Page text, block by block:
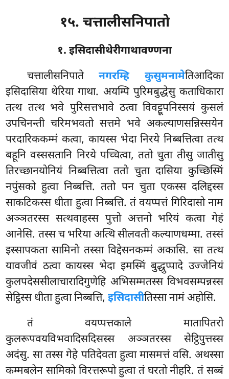
१५. चत्तालीसनिपातो
१. इसिदासीथेरीगाथावण्णना
चत्तालीसनिपातेनगरम्हि कुसुमनामेतिआदिका
इसिदासिया थेरिया गाथा. अयम्पि पुरिमबुद्धेसु कताधिकारा
तत्थ तत्थ भवे पुरिसत्तभावे ठत्वा विवट्टूपनिस्सयं कुसलं
उपचिनन्ती चरिमभवतो सत्तमे भवे अकल्याणसन्निस्सयेन
परदारिककम्मं कत्वा, कायस्स भेदा निरये निब्बत्तित्वा तत्थ
बहूनि वस्ससतानि निरये पच्चित्वा, ततो चुता तीसु जातीसु
तिरच्छानयोनियं निब्बत्तित्वा ततो चुता दासिया कुच्छिस्मिं
नपुंसको हुत्वा निब्बत्ति. ततो पन चुता एकस्स दलिद्दस्स
साकटिकस्स धीता हुत्वा निब्बत्ति. तं वयप्पत्तं गिरिदासो नाम
अञ्ञतरस्स सत्थवाहस्स पुत्तो अत्तनो भरियं कत्वा गेहं
आनेसि. तस्स च भरिया अत्थि सीलवती कल्याणधम्मा. तस्सं
इस्सापकता सामिनो तस्सा विद्देसनकम्मं अकासि. सा तत्थ
यावजीवं ठत्वा कायस्स भेदा इमस्मिं बुद्धुप्पादे उज्जेनियं
कुलपदेससीलाचारादिगुणेहि अभिसम्मतस्स विभवसम्पन्नस्स
सेट्ठिस्स धीता हुत्वा निब्बत्ति,इसिदासीतिस्सा नामं अहोसि.
तं वयप्पत्तकाले मातापितरो
कुलरूपवयविभवादिसदिसस्स अञ्ञतरस्स सेट्ठिपुत्तस्स
अदंसु. सा तस्स गेहे पतिदेवता हुत्वा मासमत्तं वसि. अथस्सा
कम्मबलेन सामिको विरत्तरूपो हुत्वा तं घरतो नीहरि. तं सब्बं